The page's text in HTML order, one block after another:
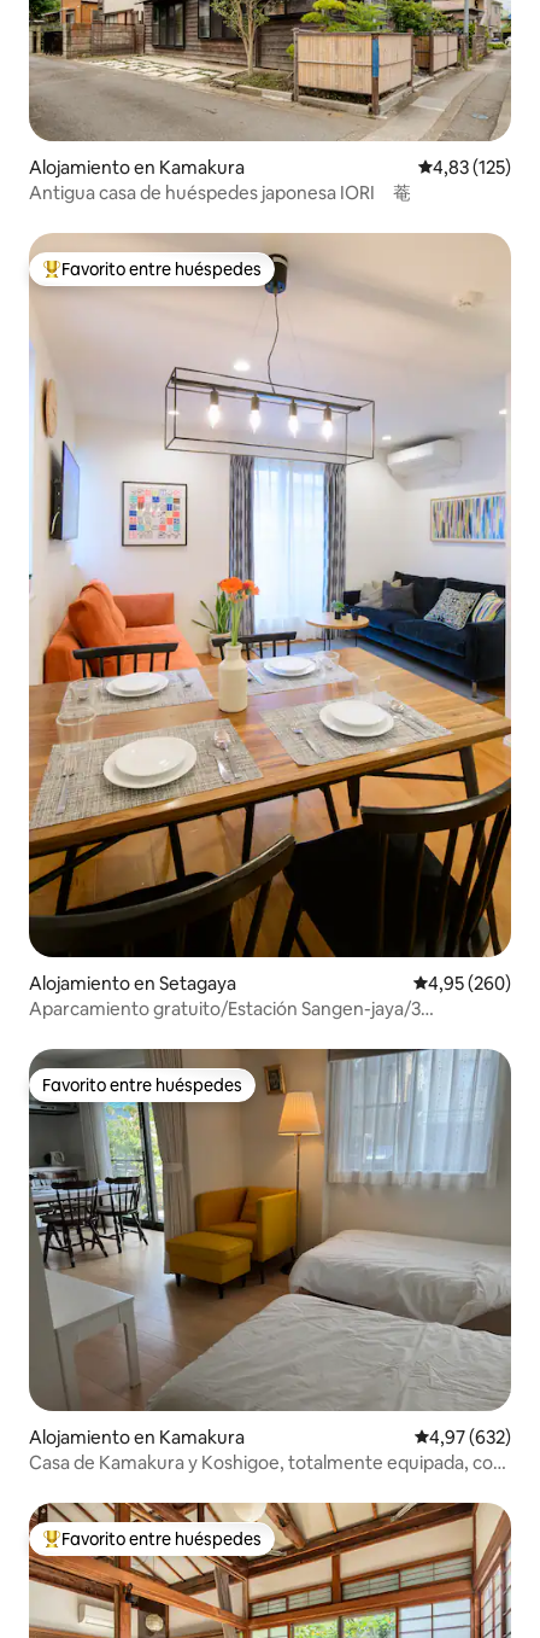
Alojamiento en Kamakura Calificación
4,83 (125)
Antigua casa de huéspedes japonesa IORI 菴
Favorito entre los huéspedes más destacados
Favorito entre huéspedes
Alojamiento en Setagaya Calificación
4,95 (260)
Aparcamiento gratuito/Estación Sangen-jaya/3
Favorito entre huéspedes
Favorito entre huéspedes
Alojamiento en Kamakura Calificación
4,97 (632)
Casa de Kamakura y Koshigoe, totalmente equipada, con
turismo y estancias largas en Enoshima. Aparcamiento
gratuito
Favorito entre los huéspedes más destacados
Favorito entre huéspedes